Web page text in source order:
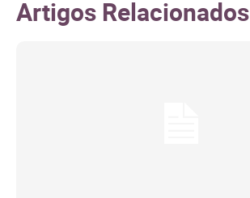
Artigos Relacionados